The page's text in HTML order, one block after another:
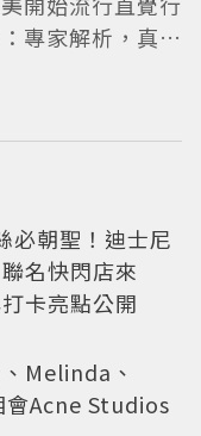
專家解析，真正
必朝聖！迪士尼
名快閃店來
卡亮點公開
Melinda、
Acne Studios